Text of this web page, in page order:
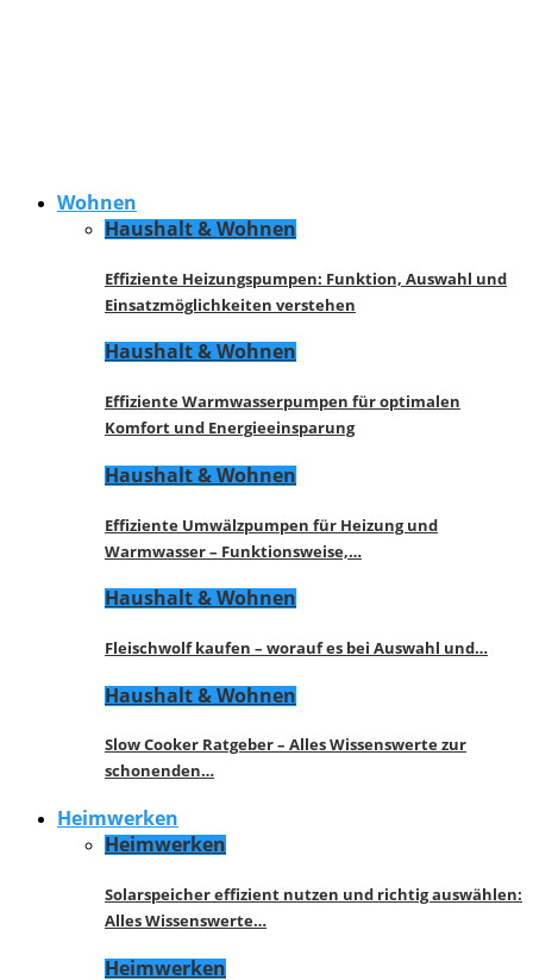
Wohnen
Haushalt & Wohnen
Effiziente Heizungspumpen: Funktion, Auswahl und
Einsatzmöglichkeiten verstehen
Haushalt & Wohnen
Effiziente Warmwasserpumpen für optimalen
Komfort und Energieeinsparung
Haushalt & Wohnen
Effiziente Umwälzpumpen für Heizung und
Warmwasser – Funktionsweise,…
Haushalt & Wohnen
Fleischwolf kaufen – worauf es bei Auswahl und…
Haushalt & Wohnen
Slow Cooker Ratgeber – Alles Wissenswerte zur
schonenden…
Heimwerken
Heimwerken
Solarspeicher effizient nutzen und richtig auswählen:
Alles Wissenswerte…
Heimwerken